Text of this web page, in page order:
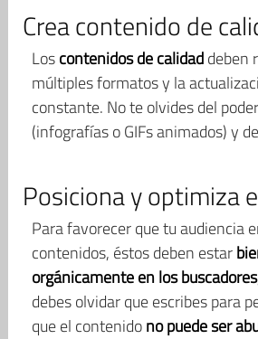
Crea contenido de
Loscontenidos de calidaddeben
múltiples formatos y la
constante. No te olvides del
(infografías o GIFs animados) y
Posiciona y optimiza
Para favorecer que tu audiencia
contenidos, éstos deben estar
orgánicamente en los buscadores
debes olvidar que escribes para
que el contenidono puede ser